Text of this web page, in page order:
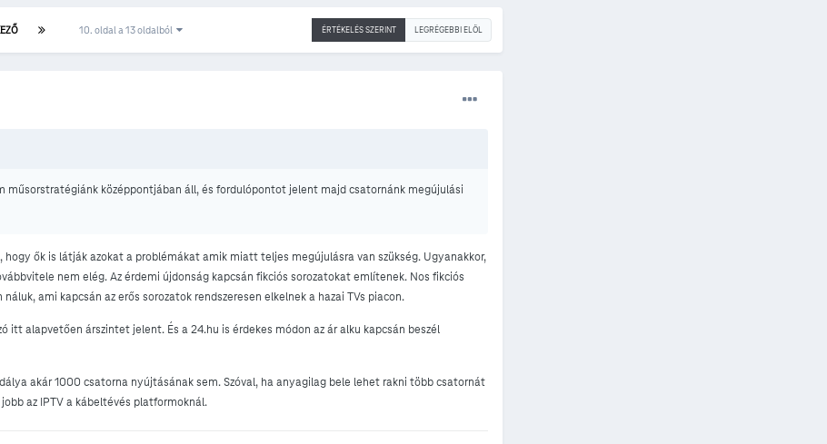
ÉRTÉKELÉS SZERINT LEGRÉGEBBI ELÖL
10. oldal a 13 oldalból
műsorstratégiánk középpontjában áll, és fordulópontot jelent majd csatornánk megújulási
hogy ők is látják azokat a problémákat amik miatt teljes megújulásra van szükség. Ugyanakkor,
nem elég. Az érdemi újdonság kapcsán fikciós sorozatokat említenek. Nos fikciós
ami kapcsán az erős sorozatok rendszeresen elkelnek a hazai TVs piacon.
itt alapvetően árszintet jelent. És a 24.hu is érdekes módon az ár alku kapcsán beszél
akár 1000 csatorna nyújtásának sem. Szóval, ha anyagilag bele lehet rakni több csatornát
jobb az IPTV a kábeltévés platformoknál.